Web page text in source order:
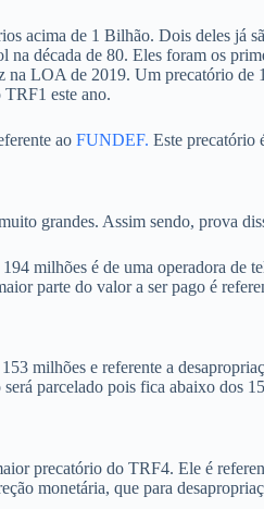
acima de 1 Bilhão. Dois deles
na década de 80. Eles foram os
LOA de 2019. Um precatório de
este ano.
ao FUNDEF. Este precatório
grandes. Assim sendo, prova
milhões é de uma operadora de
parte do valor a ser pago é
milhões e referente a
parcelado pois fica abaixo dos
precatório do TRF4. Ele é
monetária, que para